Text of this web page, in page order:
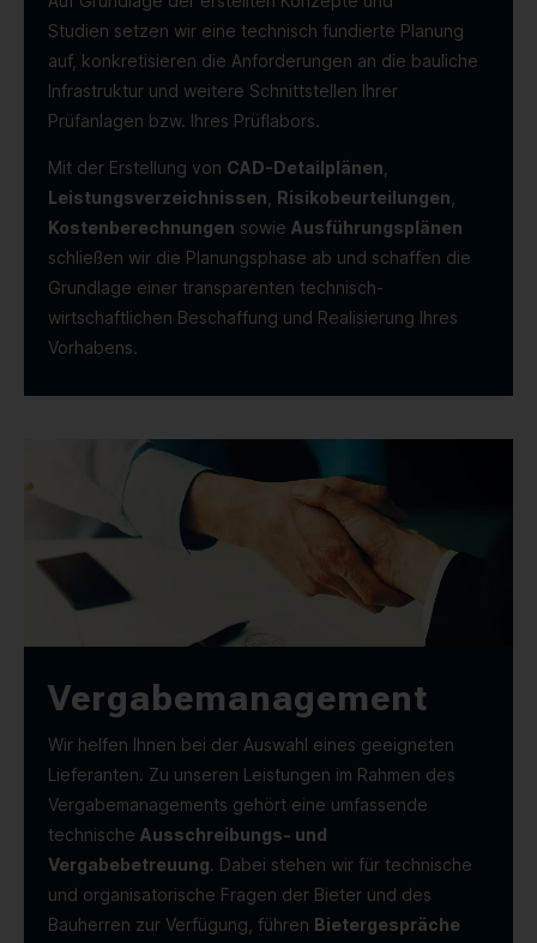
Studien setzen wir eine technisch fundierte Planung
auf, konkretisieren die Anforderungen an die bauliche
Infrastruktur und weitere Schnittstellen Ihrer
Prüfanlagen bzw. Ihres Prüflabors.
Mit der Erstellung von CAD-Detailplänen,
Leistungsverzeichnissen, Risikobeurteilungen,
Kostenberechnungen sowie Ausführungsplänen
schließen wir die Planungsphase ab und schaffen die
Grundlage einer transparenten technisch-
wirtschaftlichen Beschaffung und Realisierung Ihres
Vorhabens.
Vergabemanagement
Wir helfen Ihnen bei der Auswahl eines geeigneten
Lieferanten. Zu unseren Leistungen im Rahmen des
Vergabemanagements gehört eine umfassende
technische Ausschreibungs- und
Vergabebetreuung. Dabei stehen wir für technische
und organisatorische Fragen der Bieter und des
Bauherren zur Verfügung, führen Bietergespräche